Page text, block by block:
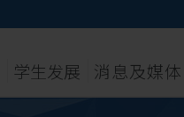
学生发展 消息及媒体